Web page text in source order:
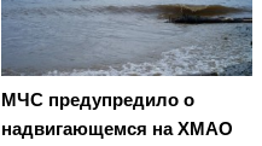
МЧС предупредило о
надвигающемся на ХМАО